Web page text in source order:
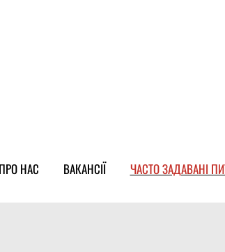
ПРО НАС ВАКАНСІЇ ЧАСТО ЗАДАВАНІ